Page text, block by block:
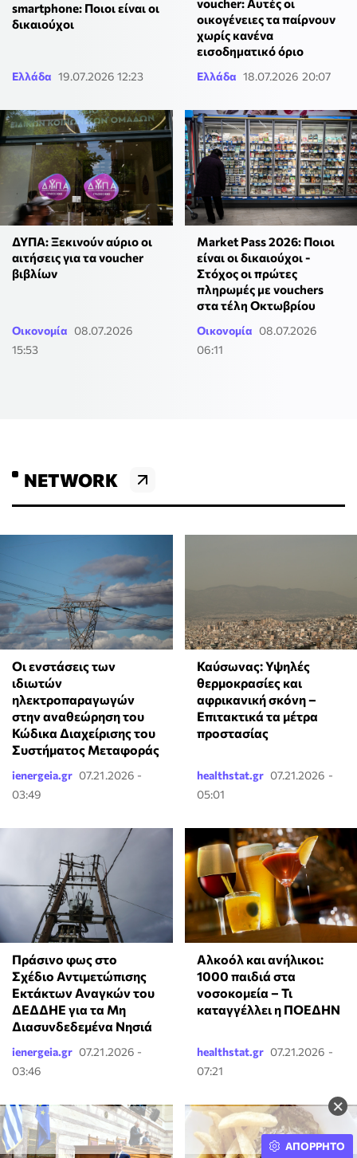
×
smartphone: Ποιοι είναι οι
δικαιούχοι
Ελλάδα 19.07.2026 12:23
voucher: Αυτές οι
οικογένειες τα παίρνουν
χωρίς κανένα
εισοδηματικό όριο
Ελλάδα 18.07.2026 20:07
ΔΥΠΑ: Ξεκινούν αύριο οι
αιτήσεις για τα voucher
βιβλίων
Οικονομία 08.07.2026
15:53
Market Pass 2026: Ποιοι
είναι οι δικαιούχοι -
Στόχος οι πρώτες
πληρωμές με vouchers
στα τέλη Οκτωβρίου
Οικονομία 08.07.2026
06:11
NETWORK
Οι ενστάσεις των
ιδιωτών
ηλεκτροπαραγωγών
στην αναθεώρηση του
Κώδικα Διαχείρισης του
Συστήματος Μεταφοράς
ienergeia.gr 07.21.2026 -
03:49
Καύσωνας: Υψηλές
θερμοκρασίες και
αφρικανική σκόνη –
Επιτακτικά τα μέτρα
προστασίας
healthstat.gr 07.21.2026 -
05:01
Πράσινο φως στο
Σχέδιο Αντιμετώπισης
Εκτάκτων Αναγκών του
ΔΕΔΔΗΕ για τα Μη
Διασυνδεδεμένα Νησιά
ienergeia.gr 07.21.2026 -
03:46
Αλκοόλ και ανήλικοι:
1000 παιδιά στα
νοσοκομεία – Τι
καταγγέλλει η ΠΟΕΔΗΝ
healthstat.gr 07.21.2026 -
07:21
ΑΠΟΡΡΗΤΟ